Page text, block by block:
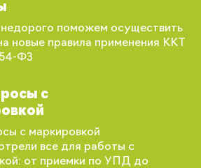
поможем осуществить
новые правила применения ККТ
54-ФЗ
с
с маркировкой
все для работы с
от приемки по УПД до
отслеживать статус своих
получать индивидуальные